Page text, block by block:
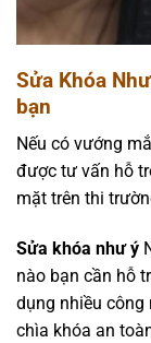
Sửa Khóa
bạn
Nếu có vướng
được tư vấn hỗ
mặt trên thi
Sửa khóa như ý
nào bạn cần hỗ
dụng nhiều công
chìa khóa an